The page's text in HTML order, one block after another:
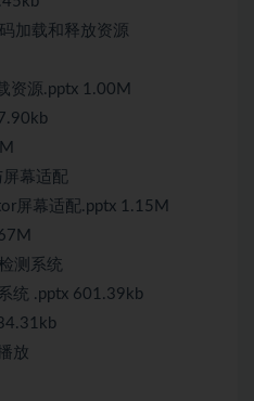
加载和释放资源
资源.pptx 1.00M
幕适配
屏幕适配.pptx 1.15M
测系统
统 .pptx 601.39kb
放